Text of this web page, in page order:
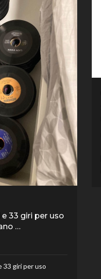
33 giri per uso
…
33 giri per uso